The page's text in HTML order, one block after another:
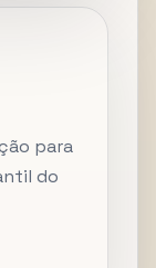
para
do